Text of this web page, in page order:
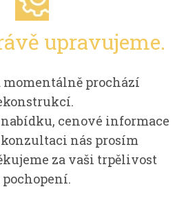
upravujeme.
momentálně prochází
cenové informace
konzultaci nás prosím
za vaši trpělivost
pochopení.